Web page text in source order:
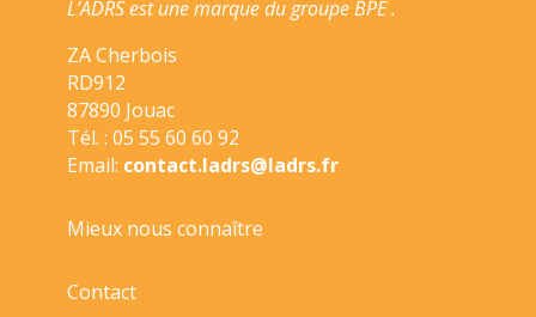
L’ADRS est une marque du groupe BPE .
ZA Cherbois
RD912
87890 Jouac
Tél. : 05 55 60 60 92
Email: contact.ladrs@ladrs.fr
Mieux nous connaître
Contact